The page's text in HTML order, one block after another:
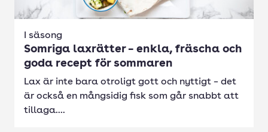
I säsong
Somriga laxrätter – enkla, fräscha och
goda recept för sommaren
Lax är inte bara otroligt gott och nyttigt – det
är också en mångsidig fisk som går snabbt att
tillaga....